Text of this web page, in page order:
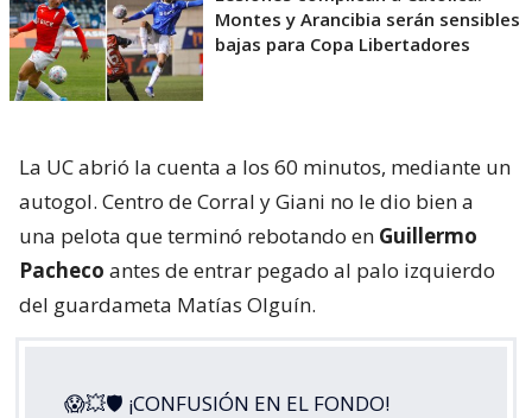
Montes y Arancibia serán sensibles
bajas para Copa Libertadores
La UC abrió la cuenta a los 60 minutos, mediante un
autogol. Centro de Corral y Giani no le dio bien a
una pelota que terminó rebotando en Guillermo
Pacheco antes de entrar pegado al palo izquierdo
del guardameta Matías Olguín.
😱💥🛡 ¡CONFUSIÓN EN EL FONDO!